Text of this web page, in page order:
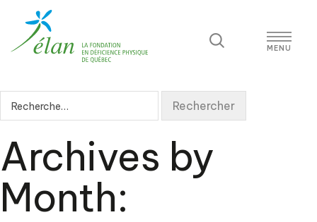
e
h
Archives by
Month: